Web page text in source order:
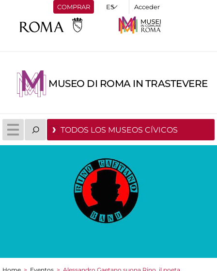
COMPRAR Acceder
MUSEO DI ROMA IN TRASTEVERE
TODOS LOS MUSEOS CÍVICOS